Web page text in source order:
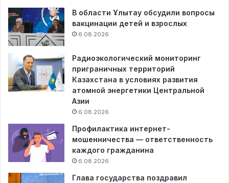
В области Ұлытау обсудили вопросы
вакцинации детей и взрослых
6.08.2026
Радиоэкологический мониторинг
приграничных территорий
Казахстана в условиях развития
атомной энергетики Центральной
Азии
6.08.2026
Профилактика интернет-
мошенничества — ответственность
каждого гражданина
6.08.2026
Глава государства поздравил